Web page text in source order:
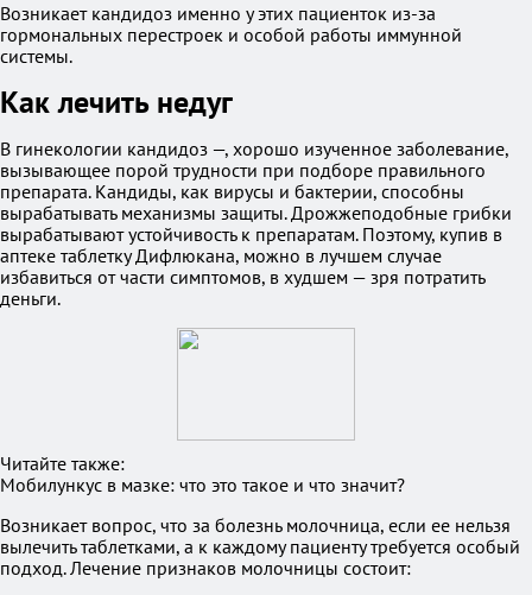
Возникает кандидоз именно у этих пациенток из-за
гормональных перестроек и особой работы иммунной
системы.
Как лечить недуг
В гинекологии кандидоз —, хорошо изученное заболевание,
вызывающее порой трудности при подборе правильного
препарата. Кандиды, как вирусы и бактерии, способны
вырабатывать механизмы защиты. Дрожжеподобные грибки
вырабатывают устойчивость к препаратам. Поэтому, купив в
аптеке таблетку Дифлюкана, можно в лучшем случае
избавиться от части симптомов, в худшем — зря потратить
деньги.
Читайте также:
Мобилункус в мазке: что это такое и что значит?
Возникает вопрос, что за болезнь молочница, если ее нельзя
вылечить таблетками, а к каждому пациенту требуется особый
подход. Лечение признаков молочницы состоит: